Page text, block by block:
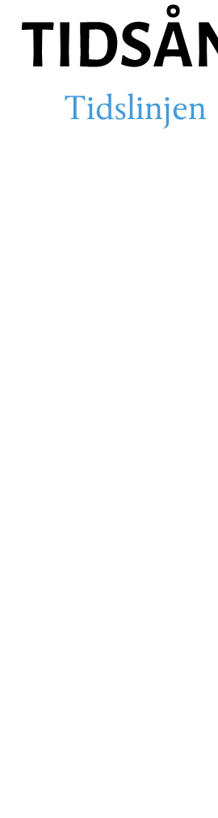
hovedinnhold
Main
Tidslinjen